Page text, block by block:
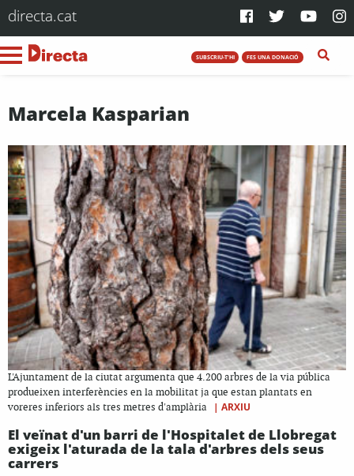
directa.cat
SUBSCRIU-T'HI FES UNA DONACIÓ
Marcela Kasparian
L'Ajuntament de la ciutat argumenta que 4.200 arbres de la via pública
produeixen interferències en la mobilitat ja que estan plantats en
voreres inferiors als tres metres d'amplària
| ARXIU
El veïnat d'un barri de l'Hospitalet de Llobregat
exigeix l'aturada de la tala d'arbres dels seus
carrers